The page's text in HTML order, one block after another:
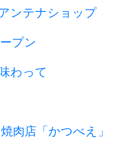
ンテナショップ
プン
わって
肉店「かつべえ」